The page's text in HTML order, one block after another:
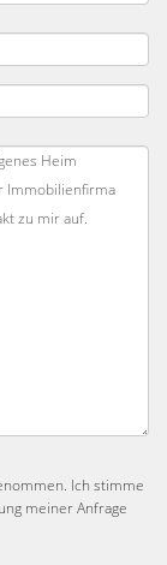
Ich stimme
meiner Anfrage